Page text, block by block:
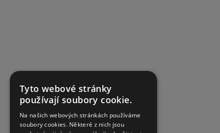
Tyto webové stránky
používají soubory cookie.
Na našich webových stránkách používáme
soubory cookies. Některé z nich jsou